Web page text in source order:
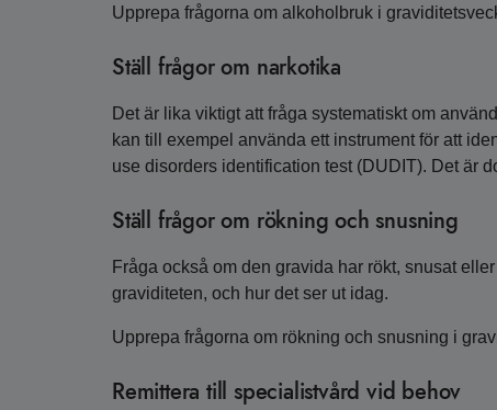
Upprepa frågorna om alkoholbruk i
Ställ frågor om narkotika
Det är lika viktigt att fråga systematiskt om
kan till exempel använda ett instrument för att
use disorders identification test (DUDIT). Det är
Ställ frågor om rökning och snusning
Fråga också om den gravida har rökt, snusat
graviditeten, och hur det ser ut idag.
Upprepa frågorna om rökning och snusning i
Remittera till specialistvård vid behov